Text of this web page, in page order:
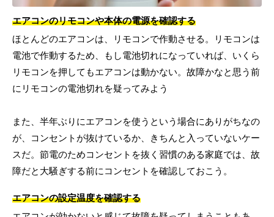
エアコンのリモコンや本体の電源を確認する
ほとんどのエアコンは、リモコンで作動させる。リモコンは
電池で作動するため、もし電池切れになっていれば、いくら
リモコンを押してもエアコンは動かない。故障かなと思う前
にリモコンの電池切れを疑ってみよう
また、半年ぶりにエアコンを使うという場合にありがちなの
が、コンセントが抜けているか、きちんと入っていないケー
スだ。節電のためコンセントを抜く習慣のある家庭では、故
障だと大騒ぎする前にコンセントを確認しておこう。
エアコンの設定温度を確認する